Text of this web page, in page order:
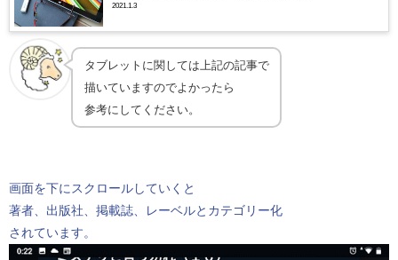
2021.1.3
タブレットに関しては上記の記事で
描いていますのでよかったら
参考にしてください。
画面を下にスクロールしていくと
著者、出版社、掲載誌、レーベルとカテゴリー化
されています。